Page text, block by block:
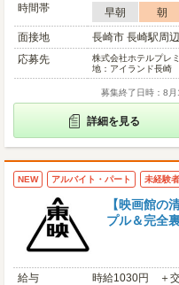
時間帯
早朝 朝
面接地
長崎市 長崎駅周
応募先
株式会社ホテルプレ
地：アイランド長崎
募集終了日時：8月
詳細を見る
NEW アルバイト・パート 未経験
【映画館の
プル＆完全
給与
時給1030円 ＋